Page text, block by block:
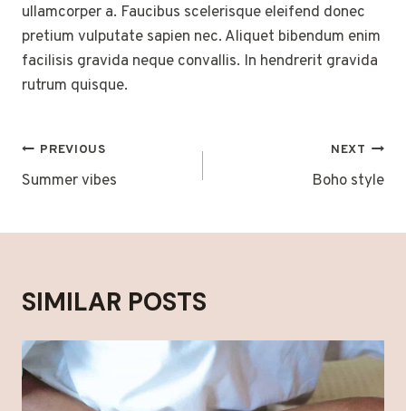
ullamcorper a. Faucibus scelerisque eleifend donec
pretium vulputate sapien nec. Aliquet bibendum enim
facilisis gravida neque convallis. In hendrerit gravida
rutrum quisque.
POST
NAVIGATION
PREVIOUS
Summer vibes
NEXT
Boho style
SIMILAR POSTS